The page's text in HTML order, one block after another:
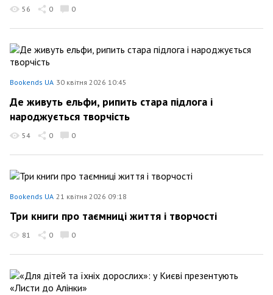
56 0 0
Bookends UA 30 квітня 2026 10:45
Де живуть ельфи, рипить стара підлога і
народжується творчість
54 0 0
Bookends UA 21 квітня 2026 09:18
Три книги про таємниці життя і творчості
81 0 0